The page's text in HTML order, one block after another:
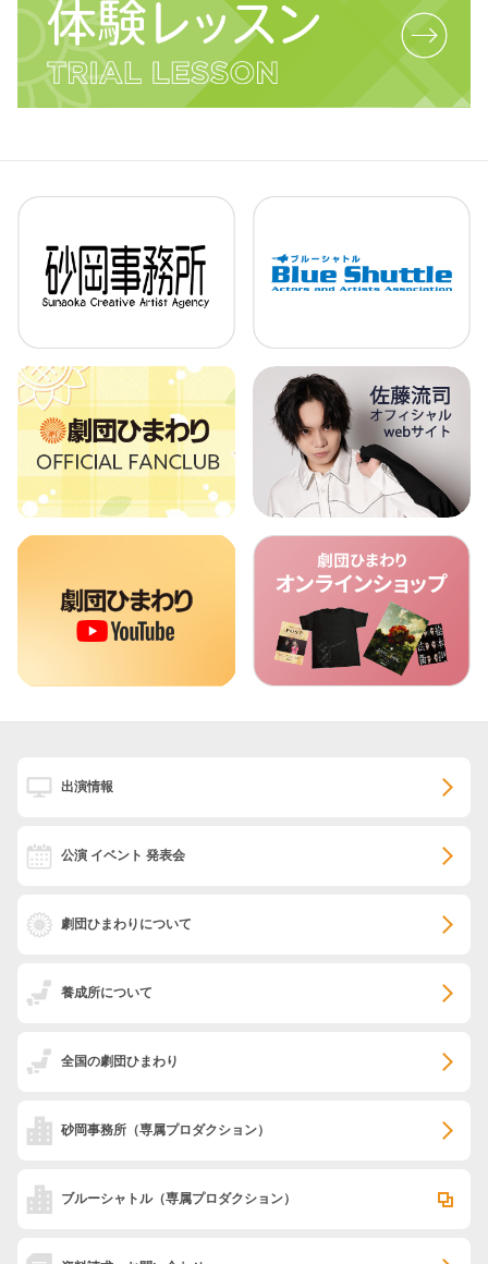
出演情報
公演 イベント 発表会
劇団ひまわりについて
養成所について
全国の劇団ひまわり
砂岡事務所 （専属プロダクション）
ブルーシャトル（専属プロダクション）